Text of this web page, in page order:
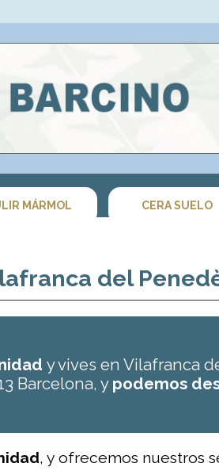
MÁRMOL CERA SUELO
del
y vives en Vilafranca
Barcelona, y podemos
, y ofrecemos nuestros